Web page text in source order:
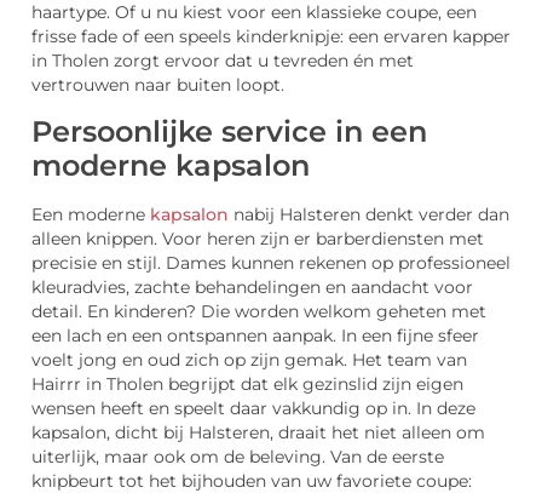
haartype. Of u nu kiest voor een klassieke coupe, een
frisse fade of een speels kinderknipje: een ervaren kapper
in Tholen zorgt ervoor dat u tevreden én met
vertrouwen naar buiten loopt.
Persoonlijke service in een
moderne kapsalon
Een moderne kapsalon nabij Halsteren denkt verder dan
alleen knippen. Voor heren zijn er barberdiensten met
precisie en stijl. Dames kunnen rekenen op professioneel
kleuradvies, zachte behandelingen en aandacht voor
detail. En kinderen? Die worden welkom geheten met
een lach en een ontspannen aanpak. In een fijne sfeer
voelt jong en oud zich op zijn gemak. Het team van
Hairrr in Tholen begrijpt dat elk gezinslid zijn eigen
wensen heeft en speelt daar vakkundig op in. In deze
kapsalon, dicht bij Halsteren, draait het niet alleen om
uiterlijk, maar ook om de beleving. Van de eerste
knipbeurt tot het bijhouden van uw favoriete coupe: